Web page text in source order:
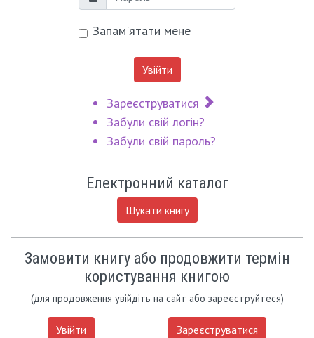
Пароль
Запам'ятати мене
Увійти
Зареєструватися
Забули свій логін?
Забули свій пароль?
Електронний каталог
Шукати книгу
Замовити книгу або продовжити термін
користування книгою
(для продовження увійдіть на сайт або зареєструйтеся)
Увійти Зареєструватися